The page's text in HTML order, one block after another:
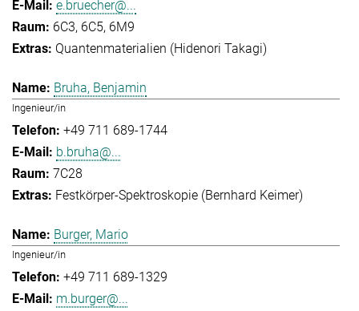
e.bruecher@...
6C3, 6C5, 6M9
Quantenmaterialien (Hidenori Takagi)
Bruha, Benjamin
Ingenieur/in
+49 711 689-1744
b.bruha@...
7C28
Festkörper-Spektroskopie (Bernhard Keimer)
Burger, Mario
Ingenieur/in
+49 711 689-1329
m.burger@...